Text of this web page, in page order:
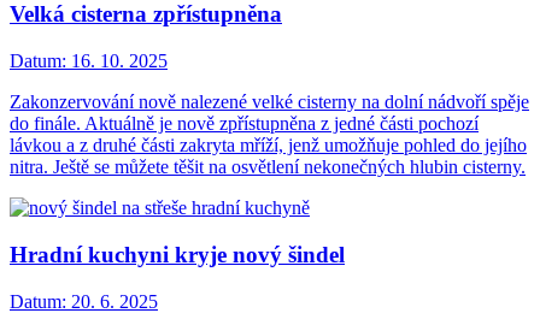
Velká cisterna zpřístupněna
Datum: 16. 10. 2025
Zakonzervování nově nalezené velké cisterny na dolní nádvoří spěje
do finále. Aktuálně je nově zpřístupněna z jedné části pochozí
lávkou a z druhé části zakryta mříží, jenž umožňuje pohled do jejího
nitra. Ještě se můžete těšit na osvětlení nekonečných hlubin cisterny.
Hradní kuchyni kryje nový šindel
Datum: 20. 6. 2025